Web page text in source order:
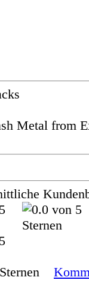
Metal from